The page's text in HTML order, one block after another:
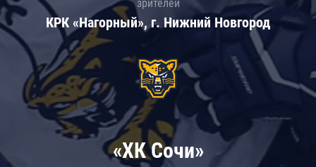
зрителей
КРК «Нагорный», г. Нижний Новгород
«ХК Сочи»